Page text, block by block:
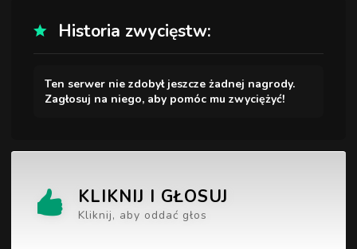
Historia zwycięstw:
Ten serwer nie zdobył jeszcze żadnej nagrody.
Zagłosuj na niego, aby pomóc mu zwyciężyć!
KLIKNIJ I GŁOSUJ
Kliknij, aby oddać głos